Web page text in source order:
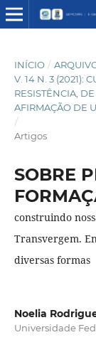
INÍCIO /
V. 14 N. 3 (2021):
RESISTÊNCIA,
AFIRMAÇÃO DE
/
Artigos
SOBRE
construindo
Transvergem.
diversas formas
Noelia
Universidade